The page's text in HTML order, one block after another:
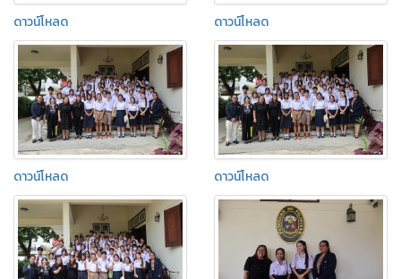
ดาวน์โหลด ดาวน์โหลด
ดาวน์โหลด ดาวน์โหลด